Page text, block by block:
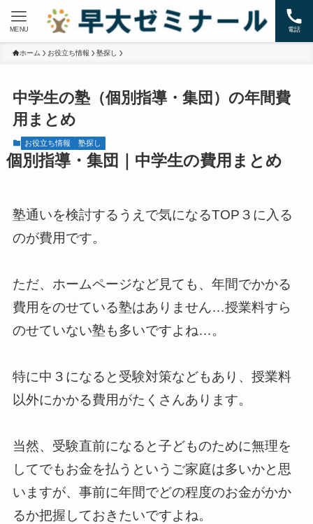
電話
MENU
ホーム お役立ち情報 塾探し
中学生の塾（個別指導・集団）の年間費
用まとめ
お役立ち情報 塾探し
個別指導・集団｜中学生の費用まとめ
塾通いを検討するうえで気になるTOP３に入る
のが費用です。
ただ、ホームページなど見ても、年間でかかる
費用をのせている塾はありません…授業料すら
のせていない塾も多いですよね…。
特に中３になると受験対策などもあり、授業料
以外にかかる費用がたくさんあります。
当然、受験直前になると子どものために無理を
してでもお金を払うというご家庭は多いかと思
いますが、事前に年間でどの程度のお金がかか
るか把握しておきたいですよね。